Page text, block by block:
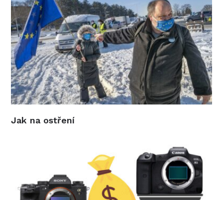
Jak na ostření